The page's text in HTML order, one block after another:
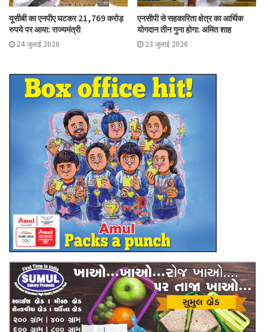
यूसीबी का एनपीए घटकर 21,769 करोड़
रुपये पर आया: राज्यमंत्री
24 जुलाई 2026
एनसीपी से सहकारिता क्षेत्र का आर्थिक
योगदान तीन गुना होगा: अमित शाह
23 जुलाई 2026